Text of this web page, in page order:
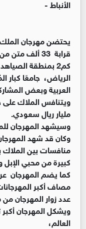
الأنباط -
يحتضن مهرجان
الرياض، جامعًا كبار
العربية وبعض
ويتنافس الملاك على
مليار ريال سعودي.
وسيشهد المهرجان
وكان قد شهد
منافسات بين الملاك
كبيرة من محبي
كما يضم المهرجان
مصاف أكبر
عدد زوار المهرجان من مختلف
ويشكل المهرجان
العالم،